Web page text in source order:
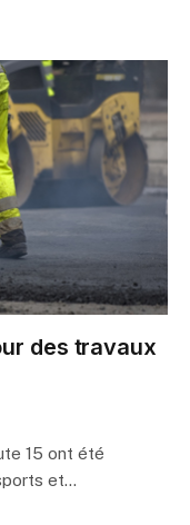
des travaux
15 ont été
et…